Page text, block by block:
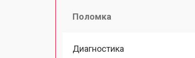
Поломка
Диагностика